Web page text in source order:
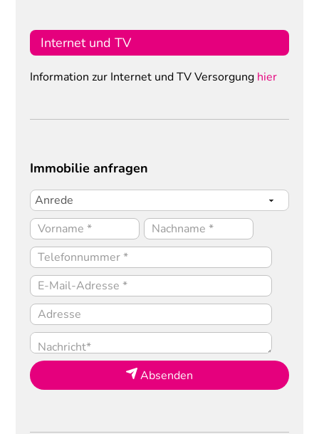
Internet und TV
Information zur Internet und TV Versorgung hier
Immobilie anfragen
Absenden